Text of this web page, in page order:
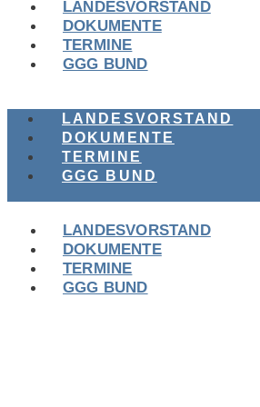
LANDESVORSTAND
DOKUMENTE
TERMINE
GGG BUND
LANDESVORSTAND
DOKUMENTE
TERMINE
GGG BUND
LANDESVORSTAND
DOKUMENTE
TERMINE
GGG BUND